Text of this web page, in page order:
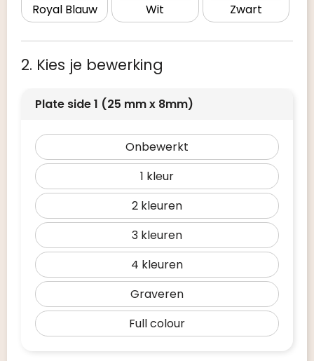
Royal Blauw Wit Zwart
2. Kies je bewerking
Plate side 1 (25 mm x 8mm)
Onbewerkt
1
2
3
4
Graveren
Full colour